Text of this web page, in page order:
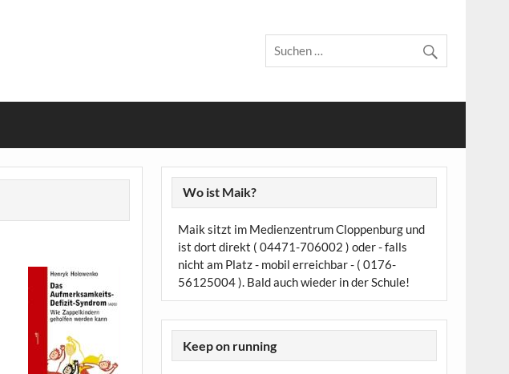
Wo ist Maik?
Maik sitzt im Medienzentrum Cloppenburg und
ist dort direkt ( 04471-706002 ) oder - falls
nicht am Platz - mobil erreichbar - ( 0176-
56125004 ). Bald auch wieder in der Schule!
Keep on running